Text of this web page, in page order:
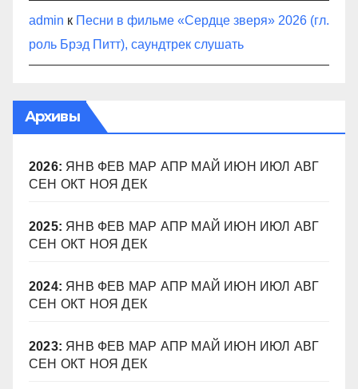
admin к Песни в фильме «Сердце зверя» 2026 (гл.
роль Брэд Питт), саундтрек слушать
Архивы
2026: ЯНВ ФЕВ МАР АПР МАЙ ИЮН ИЮЛ АВГ
СЕН ОКТ НОЯ ДЕК
2025: ЯНВ ФЕВ МАР АПР МАЙ ИЮН ИЮЛ АВГ
СЕН ОКТ НОЯ ДЕК
2024: ЯНВ ФЕВ МАР АПР МАЙ ИЮН ИЮЛ АВГ
СЕН ОКТ НОЯ ДЕК
2023: ЯНВ ФЕВ МАР АПР МАЙ ИЮН ИЮЛ АВГ
СЕН ОКТ НОЯ ДЕК